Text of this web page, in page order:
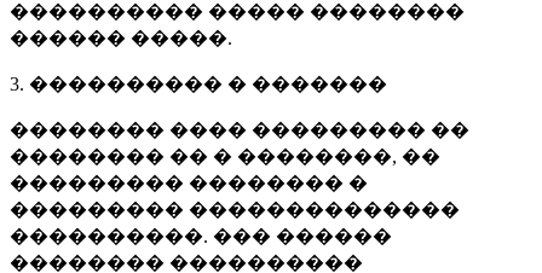
���������� ����� ��������
������ �����.
3. ���������� � �������
�������� ���� ��������� ��
�������� �� � ��������, ��
��������� �������� �
��������� ��������������
����������. ��� ������
�������� ����������